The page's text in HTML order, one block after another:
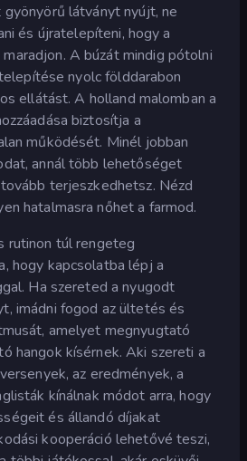
látványt nyújt, ne
és újratelepíteni, hogy a
A búzát mindig pótolni
nyolc földdarabon
ellátást. A holland malomban a
biztosítja a
működését. Minél jobban
annál több lehetőséget
terjeszkedhetsz. Nézd
hatalmasra nőhet a farmod.
rutinon túl rengeteg
hogy kapcsolatba lépj a
Ha szereted a nyugodt
imádni fogod az ültetés és
amelyet megnyugtató
hangok kísérnek. Aki szereti a
az eredmények, a
kínálnak módot arra, hogy
és állandó díjakat
kooperáció lehetővé teszi,